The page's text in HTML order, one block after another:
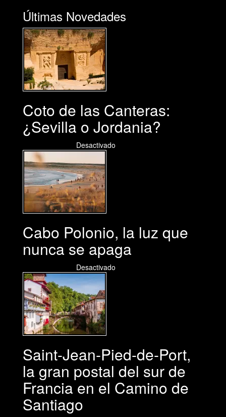
Últimas Novedades
Coto de las Canteras:
¿Sevilla o Jordania?
Desactivado
Cabo Polonio, la luz que
nunca se apaga
Desactivado
Saint-Jean-Pied-de-Port,
la gran postal del sur de
Francia en el Camino de
Santiago